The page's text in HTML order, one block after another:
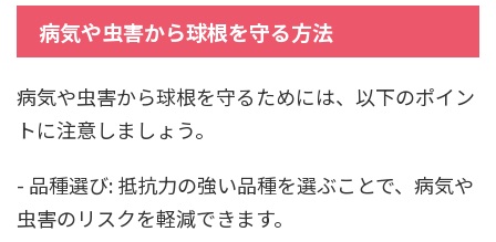
病気や虫害から球根を守る方法
病気や虫害から球根を守るためには、以下のポイン
トに注意しましょう。
- 品種選び: 抵抗力の強い品種を選ぶことで、病気や
虫害のリスクを軽減できます。